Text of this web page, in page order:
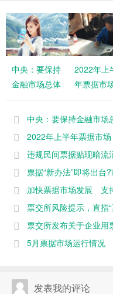
中央：要保持
金融市场总体
解一些村镇银
2022年上
年票据市
中央：要保持金融市场
险
2022年上半年票据市场
违规民间票据贴现暗流
票据“新办法”即将出台
加快票据市场发展 支
票交所风险提示，直指
票交所发布关于企业用
5月票据市场运行情况
发表我的评论